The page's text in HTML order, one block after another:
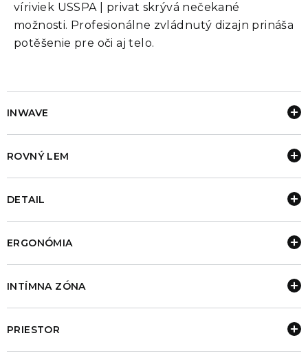
víriviek USSPA | privat skrývá nečekané
možnosti. Profesionálne zvládnutý dizajn prináša
potěšenie pre oči aj telo.
INWAVE
ROVNÝ LEM
DETAIL
ERGONÓMIA
INTÍMNA ZÓNA
PRIESTOR